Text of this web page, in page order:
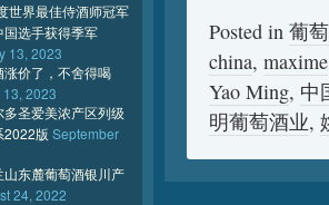
Posted in 葡
china, maxime
Yao Ming, 中
明葡萄酒业,
世界最佳侍酒师冠军
国选手获得季军
13, 2023
涨价了，不舍得喝
2023
多圣爱美浓产区列级
2022版 September
山东麓葡萄酒银川产
24, 2022